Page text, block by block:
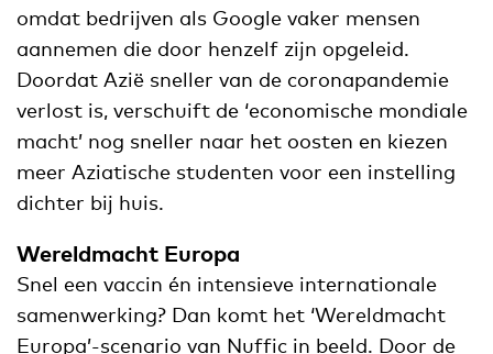
omdat bedrijven als Google vaker mensen
aannemen die door henzelf zijn opgeleid.
Doordat Azië sneller van de coronapandemie
verlost is, verschuift de ‘economische mondiale
macht’ nog sneller naar het oosten en kiezen
meer Aziatische studenten voor een instelling
dichter bij huis.
Wereldmacht Europa
Snel een vaccin én intensieve internationale
samenwerking? Dan komt het ‘Wereldmacht
Europa’-scenario van Nuffic in beeld. Door de